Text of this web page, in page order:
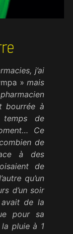
j’ai
» mais
bourrée à
temps de
Ce
de
à des
de
qu’un
d’un soir
de la
pour sa
pluie à 1